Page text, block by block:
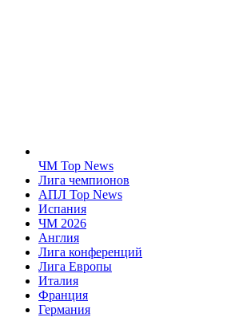
ЧМ Top News
Лига чемпионов
АПЛ Top News
Испания
ЧМ 2026
Англия
Лига конференций
Лига Европы
Италия
Франция
Германия